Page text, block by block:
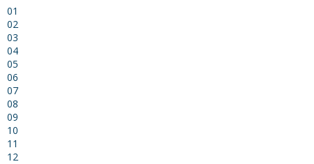
01
02
03
04
05
06
07
08
09
10
11
12